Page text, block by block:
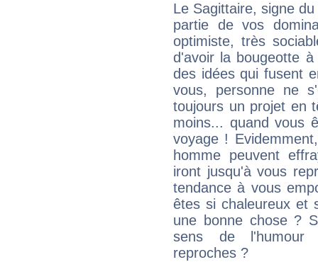
Le Sagittaire, signe
partie de vos
optimiste, très
d'avoir la bougeotte
des idées qui fusent
vous, personne ne
toujours un projet en
moins... quand vous
voyage !
homme peuvent
iront jusqu'à vous
tendance à vous
êtes si chaleureux et
une bonne chose ?
sens de l'humour
reproches ?